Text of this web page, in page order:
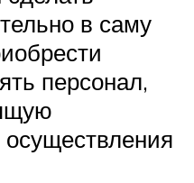
в саму
персонал,